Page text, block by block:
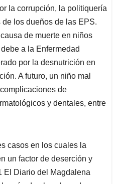
la corrupción, la politiquería
los dueños de las EPS.
de muerte en niños
a la Enfermedad
por la desnutrición en
A futuro, un niño mal
de
y dentales, entre
casos en los cuales la
un factor de deserción y
El Diario del Magdalena